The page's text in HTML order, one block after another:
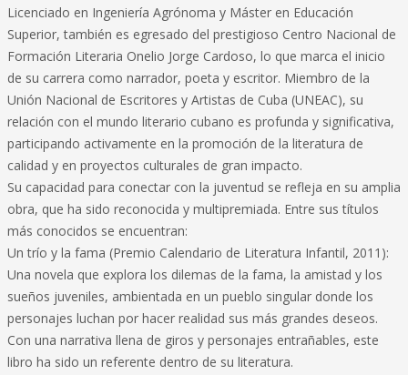
Licenciado en Ingeniería Agrónoma y Máster en Educación
Superior, también es egresado del prestigioso Centro Nacional de
Formación Literaria Onelio Jorge Cardoso, lo que marca el inicio
de su carrera como narrador, poeta y escritor. Miembro de la
Unión Nacional de Escritores y Artistas de Cuba (UNEAC), su
relación con el mundo literario cubano es profunda y significativa,
participando activamente en la promoción de la literatura de
calidad y en proyectos culturales de gran impacto.
Su capacidad para conectar con la juventud se refleja en su amplia
obra, que ha sido reconocida y multipremiada. Entre sus títulos
más conocidos se encuentran:
Un trío y la fama (Premio Calendario de Literatura Infantil, 2011):
Una novela que explora los dilemas de la fama, la amistad y los
sueños juveniles, ambientada en un pueblo singular donde los
personajes luchan por hacer realidad sus más grandes deseos.
Con una narrativa llena de giros y personajes entrañables, este
libro ha sido un referente dentro de su literatura.